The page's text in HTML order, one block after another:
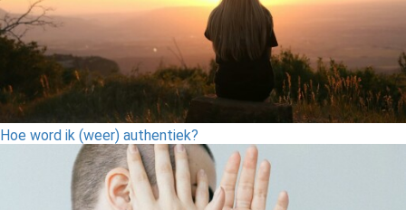
Hoe word ik (weer) authentiek?